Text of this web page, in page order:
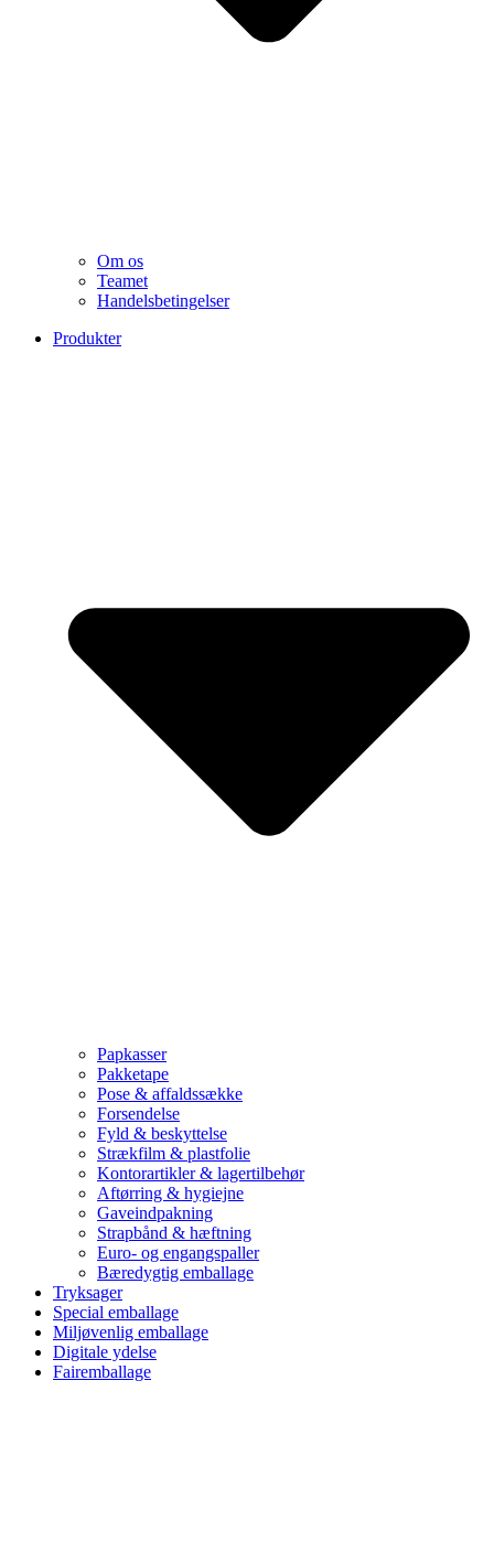
Om os
Teamet
Handelsbetingelser
Produkter
Papkasser
Pakketape
Pose & affaldssække
Forsendelse
Fyld & beskyttelse
Strækfilm & plastfolie
Kontorartikler & lagertilbehør
Aftørring & hygiejne
Gaveindpakning
Strapbånd & hæftning
Euro- og engangspaller
Bæredygtig emballage
Tryksager
Special emballage
Miljøvenlig emballage
Digitale ydelse
Fairemballage